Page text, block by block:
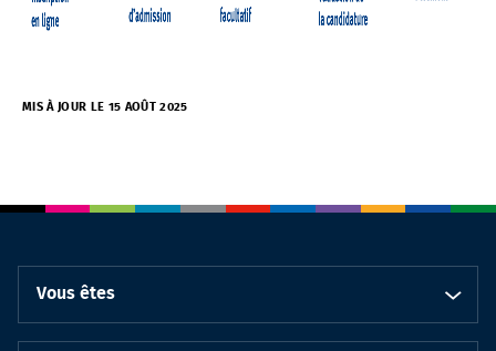
MIS À JOUR LE 15 AOÛT 2025
Vous êtes